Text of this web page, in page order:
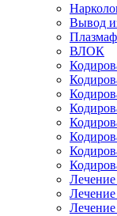
Вывод
ВЛОК
Лечение
Лечение
Лечение